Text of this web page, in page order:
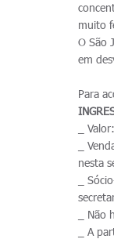
muito
O São
em
Para
_
_
nesta
_
_
_ A